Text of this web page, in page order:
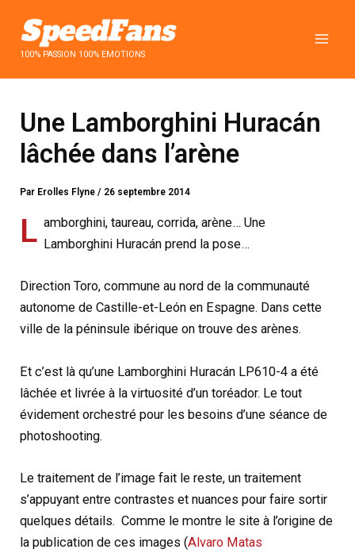
contenu100% PASSION 100% EMOTIONS
Une Lamborghini Huracán
lâchée dans l’arène
Par Erolles Flyne/ 26 septembre 2014
L amborghini, taureau, corrida, arène… Une
Lamborghini Huracán prend la pose…
Direction Toro, commune au nord de la communauté
autonome de Castille-et-León en Espagne. Dans cette
ville de la péninsule ibérique on trouve des arènes.
Et c’est là qu’une Lamborghini Huracán LP610-4 a été
lâchée et livrée à la virtuosité d’un toréador. Le tout
évidement orchestré pour les besoins d’une séance de
photoshooting.
Le traitement de l’image fait le reste, un traitement
s’appuyant entre contrastes et nuances pour faire sortir
quelques détails. Comme le montre le site à l’origine de
la publication de ces images (Alvaro Matas